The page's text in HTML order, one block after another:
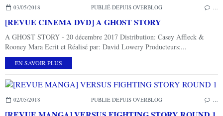
03/05/2018 PUBLIÉ DEPUIS OVERBLOG
[REVUE CINEMA DVD] A GHOST STORY
A GHOST STORY - 20 décembre 2017 Distribution: Casey Affleck &
Rooney Mara Ecrit et Réalisé par: David Lowery Producteurs:...
EN SAVOIR PLUS
02/05/2018 PUBLIÉ DEPUIS OVERBLOG